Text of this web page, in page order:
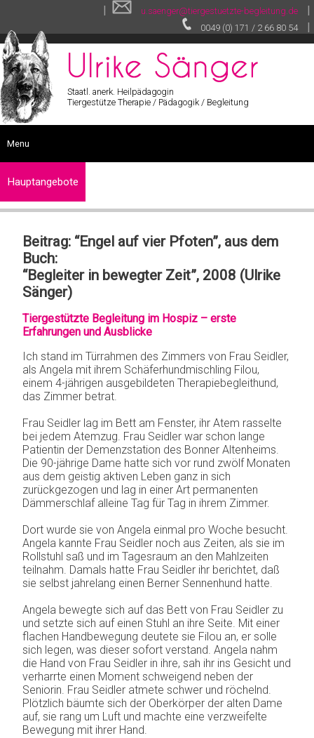
| u.saenger@tiergestuetzte-begleitung.de |
0049 (0) 171 / 2 66 80 54 |
Staatl. anerk. Heilpädagogin
Tiergestütze Therapie / Pädagogik / Begleitung
Menu
VITA
VIDEOS
TEXTE
IN MEMORIAN
KONTAKT
Hauptangebote
Tiergestützte
Pädagogik
Begleitung
dienst
Beitrag: “Engel auf vier Pfoten”, aus dem
Buch:
“Begleiter in bewegter Zeit”, 2008 (Ulrike
Sänger)
Tiergestützte Begleitung im Hospiz – erste
Erfahrungen und Ausblicke
Ich stand im Türrahmen des Zimmers von Frau Seidler,
als Angela mit ihrem Schäferhundmischling Filou,
einem 4-jährigen ausgebildeten Therapiebegleithund,
das Zimmer betrat.
Frau Seidler lag im Bett am Fenster, ihr Atem rasselte
bei jedem Atemzug. Frau Seidler war schon lange
Patientin der Demenzstation des Bonner Altenheims.
Die 90-jährige Dame hatte sich vor rund zwölf Monaten
aus dem geistig aktiven Leben ganz in sich
zurückgezogen und lag in einer Art permanenten
Dämmerschlaf alleine Tag für Tag in ihrem Zimmer.
Dort wurde sie von Angela einmal pro Woche besucht.
Angela kannte Frau Seidler noch aus Zeiten, als sie im
Rollstuhl saß und im Tagesraum an den Mahlzeiten
teilnahm. Damals hatte Frau Seidler ihr berichtet, daß
sie selbst jahrelang einen Berner Sennenhund hatte.
Angela bewegte sich auf das Bett von Frau Seidler zu
und setzte sich auf einen Stuhl an ihre Seite. Mit einer
flachen Handbewegung deutete sie Filou an, er solle
sich legen, was dieser sofort verstand. Angela nahm
die Hand von Frau Seidler in ihre, sah ihr ins Gesicht und
verharrte einen Moment schweigend neben der
Seniorin. Frau Seidler atmete schwer und röchelnd.
Plötzlich bäumte sich der Oberkörper der alten Dame
auf, sie rang um Luft und machte eine verzweifelte
Bewegung mit ihrer Hand.